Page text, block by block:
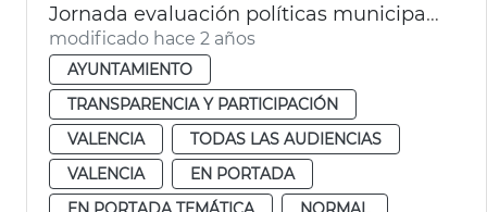
Jornada evaluación políticas municipales
modificado hace 2 años
AYUNTAMIENTO
TRANSPARENCIA Y PARTICIPACIÓN
VALENCIA
TODAS LAS AUDIENCIAS
VALENCIA
EN PORTADA